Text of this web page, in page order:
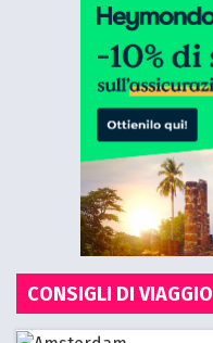
CONSIGLI DI VIAGGIO